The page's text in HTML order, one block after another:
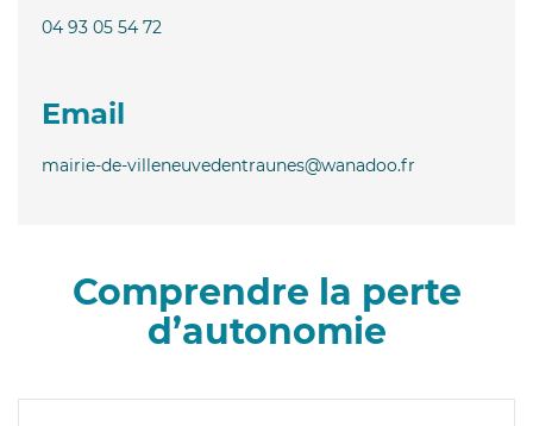
04 93 05 54 72
Email
mairie-de-villeneuvedentraunes@wanadoo.fr
Comprendre la perte
d’autonomie